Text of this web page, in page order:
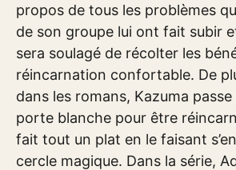
propos de tous les problèmes
de son groupe lui ont fait subir
sera soulagé de récolter les
réincarnation confortable. De
dans les romans, Kazuma
porte blanche pour être
fait tout un plat en le faisant
cercle magique. Dans la série,